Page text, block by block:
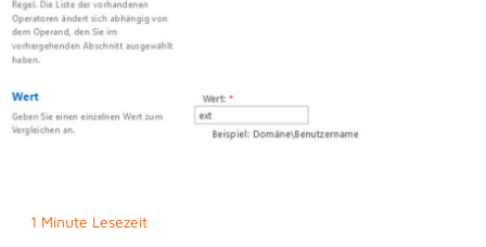
1 Minute Lesezeit